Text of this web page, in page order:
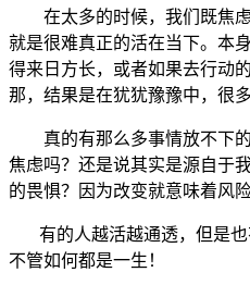
在太多的时候，我们既焦虑
就是很难真正的活在当下。本
得来日方长，或者如果去行动
那，结果是在犹犹豫豫中，很
真的有那么多事情放不下的
焦虑吗？还是说其实是源自于
的畏惧？因为改变就意味着风险
有的人越活越通透，但是也
不管如何都是一生！